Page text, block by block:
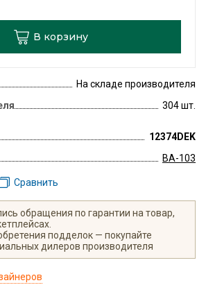
В корзину
На складе производителя
304 шт.
12374DEK
ВА-103
Сравнить
обращения по гарантии на товар,
подделок — покупайте
дилеров производителя